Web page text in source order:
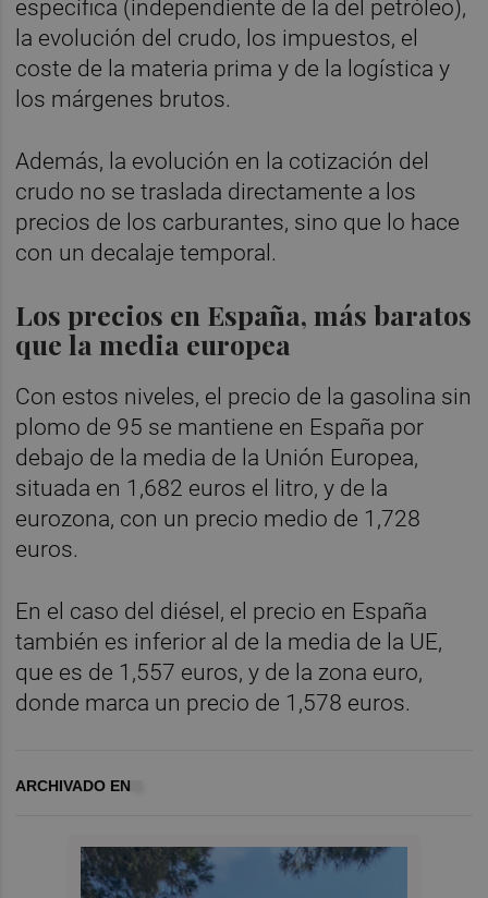
específica (independiente de la del petróleo),
la evolución del crudo, los impuestos, el
coste de la materia prima y de la logística y
los márgenes brutos.
Además, la evolución en la cotización del
crudo no se traslada directamente a los
precios de los carburantes, sino que lo hace
con un decalaje temporal.
Los precios en España, más baratos
que la media europea
Con estos niveles, el precio de la gasolina sin
plomo de 95 se mantiene en España por
debajo de la media de la Unión Europea,
situada en 1,682 euros el litro, y de la
eurozona, con un precio medio de 1,728
euros.
En el caso del diésel, el precio en España
también es inferior al de la media de la UE,
que es de 1,557 euros, y de la zona euro,
donde marca un precio de 1,578 euros.
ARCHIVADO EN